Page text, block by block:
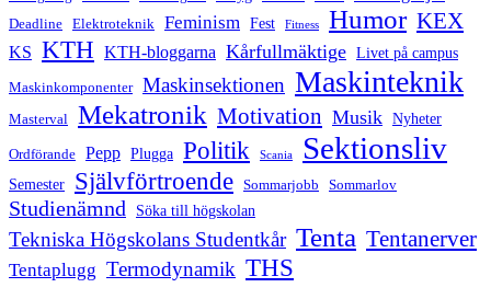
Deadline Elektroteknik Feminism Fest Fitness Humor KEX
KS KTH KTH-bloggarna Kårfullmäktige Livet på campus
Maskinkomponenter Maskinsektionen Maskinteknik
Masterval Mekatronik Motivation Musik Nyheter
Ordförande Pepp Plugga Politik Scania Sektionsliv
Semester Självförtroende Sommarjobb Sommarlov
Studienämnd Söka till högskolan
Tekniska Högskolans Studentkår Tenta Tentanerver
Tentaplugg Termodynamik THS